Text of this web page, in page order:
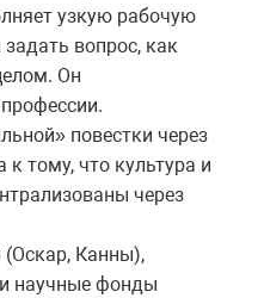
узкую рабочую
вопрос, как
Он
повестки через
тому, что культура и
через
(Оскар, Канны),
научные фонды